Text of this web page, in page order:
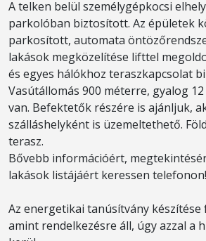
A telken belül személygépkocsi
parkolóban biztosított. Az épületek
parkosított, automata
lakások megközelítése lifttel
és egyes hálókhoz teraszkapcsolat
Vasútállomás 900 méterre, gyalog
van. Befektetők részére is ajánljuk,
szálláshelyként is üzemeltethető.
terasz.
Bővebb információért,
lakások listájáért keressen telefonon!
Az energetikai tanúsítvány készítése
amint rendelkezésre áll, úgy azzal a